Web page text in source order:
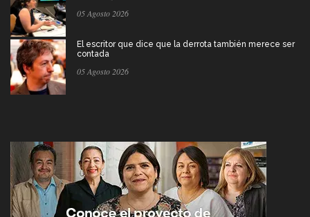
05 Agosto 2026
El escritor que dice que la derrota también merece ser
contada
05 Agosto 2026